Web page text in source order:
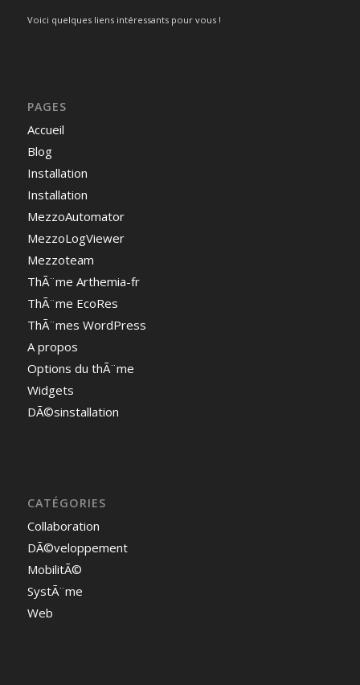
Voici quelques liens intéressants pour vous !
PAGES
Accueil
Blog
Installation
Installation
MezzoAutomator
MezzoLogViewer
Mezzoteam
ThÃ¨me Arthemia-fr
ThÃ¨me EcoRes
ThÃ¨mes WordPress
A propos
Options du thÃ¨me
Widgets
DÃ©sinstallation
CATÉGORIES
Collaboration
DÃ©veloppement
MobilitÃ©
SystÃ¨me
Web